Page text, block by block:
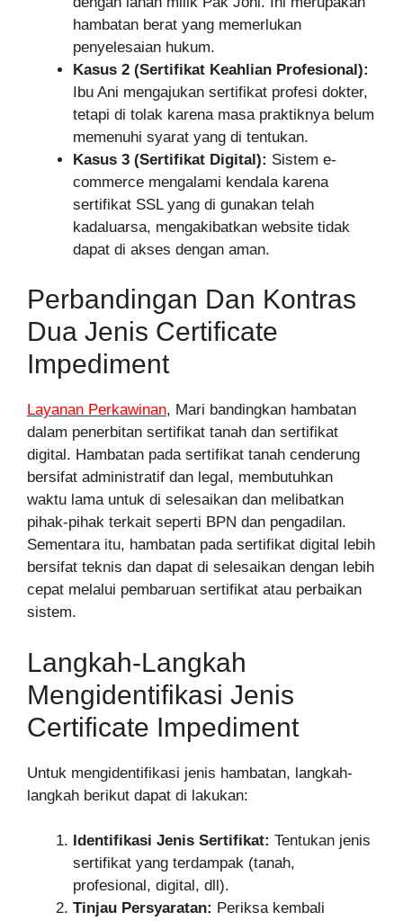
hambatan berat yang memerlukan
penyelesaian hukum.
Kasus 2 (Sertifikat Keahlian Profesional):
Ibu Ani mengajukan sertifikat profesi dokter,
tetapi di tolak karena masa praktiknya belum
memenuhi syarat yang di tentukan.
Kasus 3 (Sertifikat Digital): Sistem e-
commerce mengalami kendala karena
sertifikat SSL yang di gunakan telah
kadaluarsa, mengakibatkan website tidak
dapat di akses dengan aman.
Perbandingan Dan Kontras
Dua Jenis Certificate
Impediment
Layanan Perkawinan, Mari bandingkan hambatan
dalam penerbitan sertifikat tanah dan sertifikat
digital. Hambatan pada sertifikat tanah cenderung
bersifat administratif dan legal, membutuhkan
waktu lama untuk di selesaikan dan melibatkan
pihak-pihak terkait seperti BPN dan pengadilan.
Sementara itu, hambatan pada sertifikat digital lebih
bersifat teknis dan dapat di selesaikan dengan lebih
cepat melalui pembaruan sertifikat atau perbaikan
sistem.
Langkah-Langkah
Mengidentifikasi Jenis
Certificate Impediment
Untuk mengidentifikasi jenis hambatan, langkah-
langkah berikut dapat di lakukan:
Identifikasi Jenis Sertifikat: Tentukan jenis
sertifikat yang terdampak (tanah,
profesional, digital, dll).
Tinjau Persyaratan: Periksa kembali